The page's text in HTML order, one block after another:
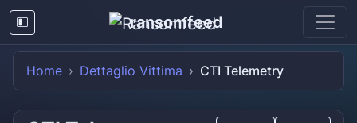
ransomfeed
Home Dettaglio Vittima CTI Telemetry